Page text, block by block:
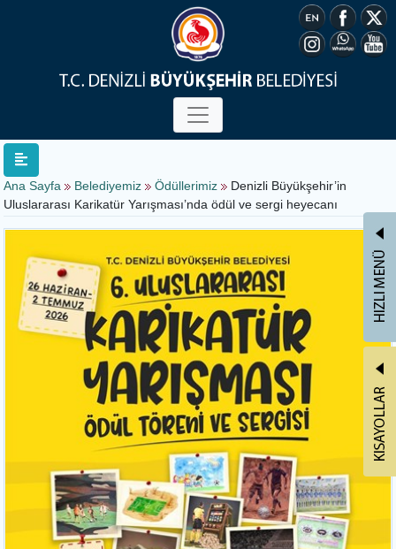
Ana Sayfa Belediyemiz Ödüllerimiz
Denizli Büyükşehir’in
Uluslararası Karikatür Yarışması’nda ödül ve sergi heyecanı